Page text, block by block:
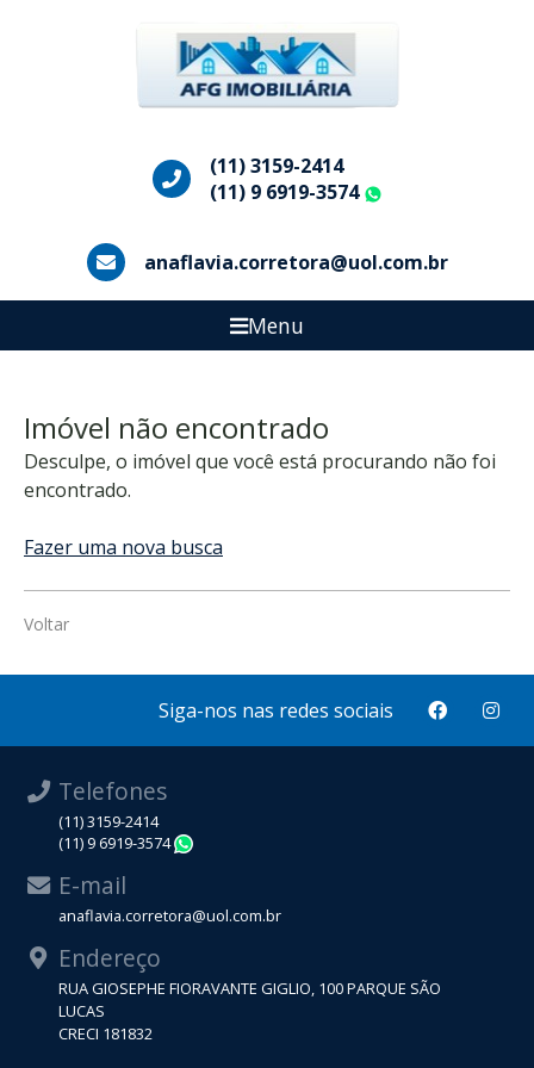
(11) 3159-2414
(11) 9 6919-3574
anaflavia.corretora@uol.com.br
Menu
Imóvel não encontrado
Desculpe, o imóvel que você está procurando não foi
encontrado.
Fazer uma nova busca
Voltar
Siga-nos nas redes sociais
Telefones
(11) 3159-2414
(11) 9 6919-3574
E-mail
anaflavia.corretora@uol.com.br
Endereço
RUA GIOSEPHE FIORAVANTE GIGLIO, 100 PARQUE SÃO
LUCAS
CRECI 181832